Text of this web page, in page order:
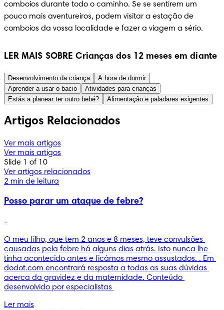
comboios durante todo o caminho. Se se sentirem um
pouco mais aventureiros, podem visitar a estação de
comboios da vossa localidade e fazer a viagem a sério.
LER MAIS SOBRE Crianças dos 12 meses em diante
Desenvolvimento da criança
A hora de dormir
Aprender a usar o bacio
Atividades para crianças
Estás a planear ter outro bebé?
Alimentação e paladares exigentes
Artigos Relacionados
Ver mais artigos
Ver mais artigos
Slide 1 of 10
Ver artigos relacionados
2 min de leitura
Posso parar um ataque de febre?
-
O meu filho, que tem 2 anos e 8 meses, teve convulsões
causadas pela febre há alguns dias atrás. Isto nunca lhe
tinha acontecido antes e ficámos mesmo assustados. . Em
dodot.com encontrará resposta a todas as suas dúvidas
acerca da gravidez e da maternidade. Conteúdo
desenvolvido por especialistas
Ler mais